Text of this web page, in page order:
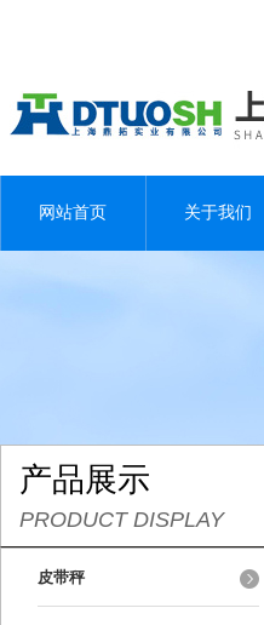
网站首页 关于我们
产品展示
PRODUCT DISPLAY
皮带秤